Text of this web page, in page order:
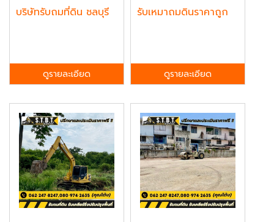
บริษัทรับถมที่ดิน ชลบุรี
ดูรายละเอียด
รับเหมาถมดินราคาถูก
ดูรายละเอียด